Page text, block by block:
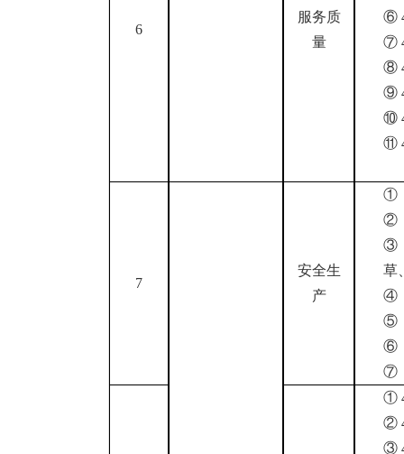
6
服务质
量
⑥
⑦
⑧
⑨
⑩
⑪
7
安全生
产
草
①
②
③